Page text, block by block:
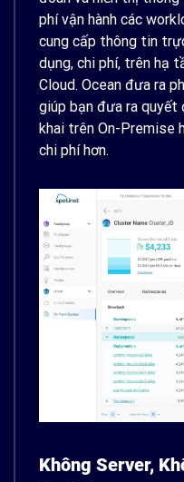
phí vận hành các
cung cấp thông tin
dụng, chi phí, trên hạ
Cloud. Ocean đưa ra
giúp bạn đưa ra quyết
khai trên On-Premise
chi phí hơn.
Không Server,